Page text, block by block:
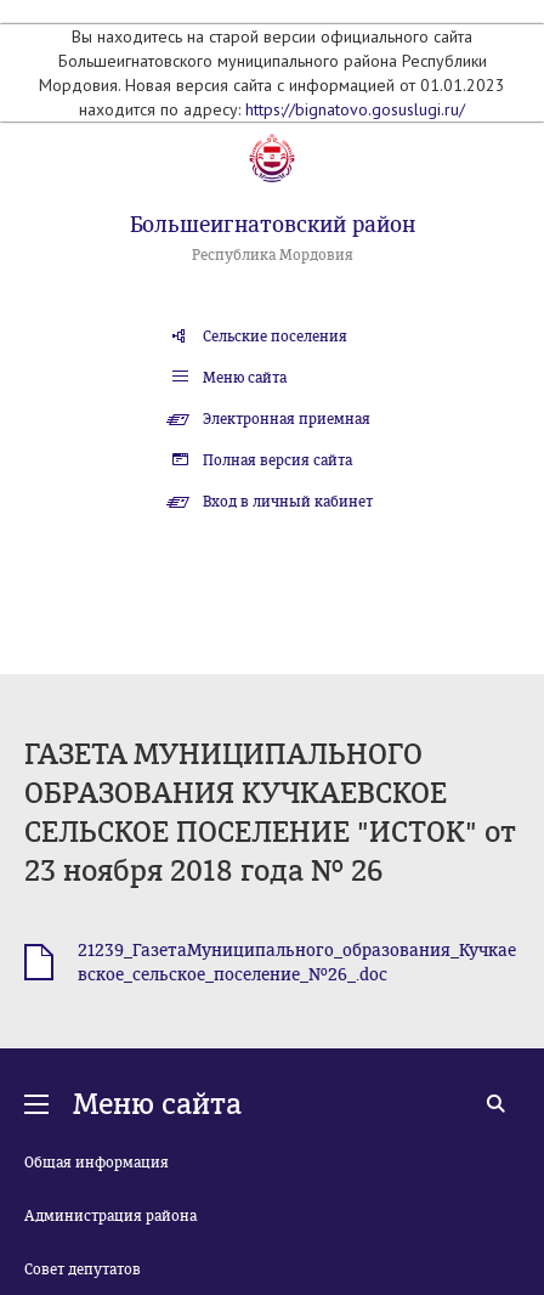
Вы находитесь на старой версии официального сайта
Большеигнатовского муниципального района Республики
Мордовия. Новая версия сайта с информацией от 01.01.2023
находится по адресу: https://bignatovo.gosuslugi.ru/
Большеигнатовский район
Республика Мордовия
Сельские поселения
Меню сайта
Электронная приемная
Полная версия сайта
Вход в личный кабинет
ГАЗЕТА МУНИЦИПАЛЬНОГО
ОБРАЗОВАНИЯ КУЧКАЕВСКОЕ
СЕЛЬСКОЕ ПОСЕЛЕНИЕ "ИСТОК" от
23 ноября 2018 года № 26
21239_ГазетаМуниципального_образования_Кучкае
вское_сельское_поселение_№26_.doc
Меню сайта
Общая информация
Администрация района
Совет депутатов